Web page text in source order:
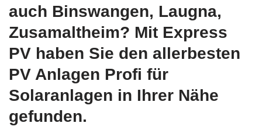
auch Binswangen, Laugna,
Zusamaltheim? Mit Express
PV haben Sie den allerbesten
PV Anlagen Profi für
Solaranlagen in Ihrer Nähe
gefunden.